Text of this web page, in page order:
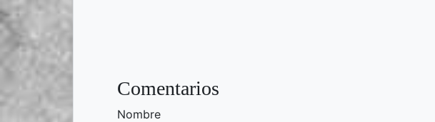
Comentarios
Nombre